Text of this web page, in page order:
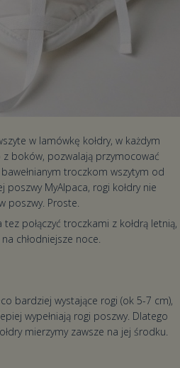
w lamówkę kołdry, w każdym
boków, pozwalają przymocować
troczkom wszytym od
poszwy MyAlpaca, rogi kołdry nie
poszwy. Proste.
tez połączyć troczkami z kołdrą letnią,
chłodniejsze noce.
bardziej wystające rogi (ok 5-7 cm),
wypełniają rogi poszwy. Dlatego
mierzymy zawsze na jej środku.